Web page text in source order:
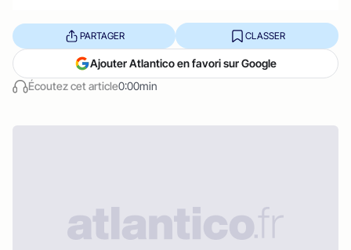
Écoutez cet article0:00min
PARTAGER CLASSER
Ajouter Atlantico en favori sur Google